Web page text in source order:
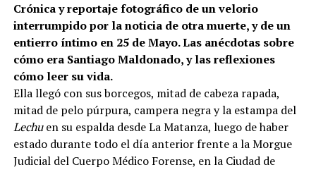
Crónica y reportaje fotográfico de un velorio
interrumpido por la noticia de otra muerte, y de un
entierro íntimo en 25 de Mayo. Las anécdotas sobre
cómo era Santiago Maldonado, y las reflexiones
cómo leer su vida.
Ella llegó con sus borcegos, mitad de cabeza rapada,
mitad de pelo púrpura, campera negra y la estampa del
Lechuen su espalda desde La Matanza, luego de haber
estado durante todo el día anterior frente a la Morgue
Judicial del Cuerpo Médico Forense, en la Ciudad de